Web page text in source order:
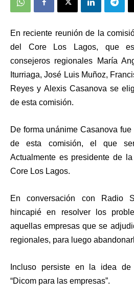
En reciente reunión de la
del Core Los Lagos, que
consejeros regionales María
Iturriaga, José Luis Muñoz,
Reyes y Alexis Casanova se
de esta comisión.
De forma unánime Casanova
de esta comisión, el que
Actualmente es presidente de
Core Los Lagos.
En conversación con Radio
hincapié en resolver los
aquellas empresas que se
regionales, para luego
Incluso persiste en la idea de
“Dicom para las empresas”.